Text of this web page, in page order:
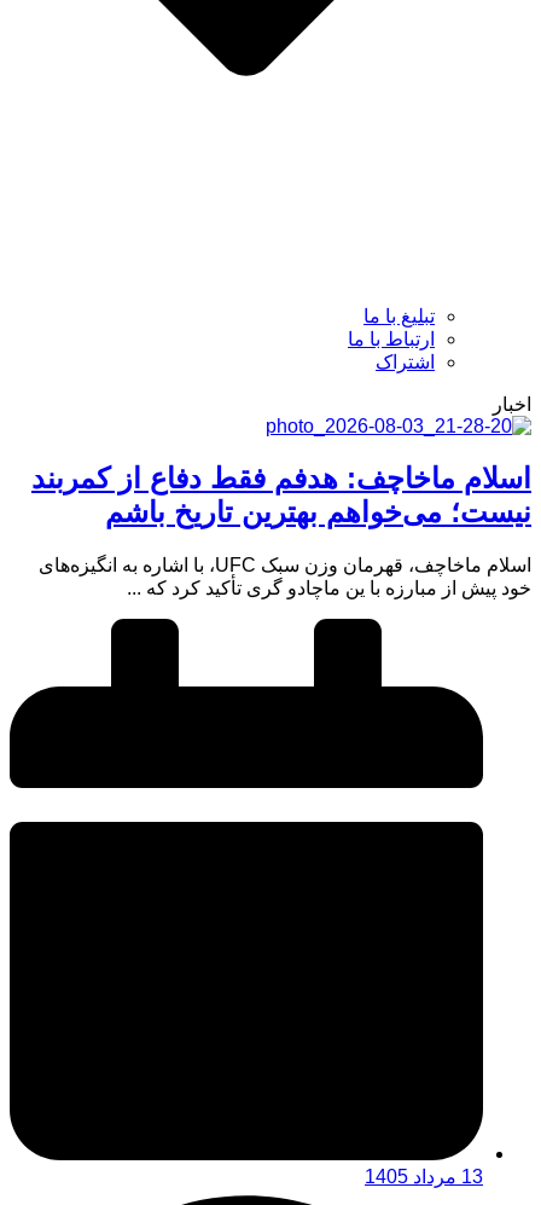
تبلیغ با ما
ارتباط با ما
اشتراک
اخبار
اسلام ماخاچف: هدفم فقط دفاع از کمربند
نیست؛ می‌خواهم بهترین تاریخ باشم
اسلام ماخاچف، قهرمان وزن سبک UFC، با اشاره به انگیزه‌های
خود پیش از مبارزه با ین ماچادو گری تأکید کرد که ...
13 مرداد 1405